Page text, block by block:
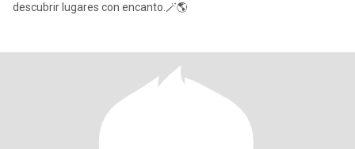
descubrir lugares con encanto.🪄🌎